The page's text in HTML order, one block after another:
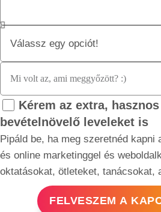
Kérem az extra,
bevételnövelő leveleket is
Pipáld be, ha meg szeretnéd kapni
és online marketinggel és
oktatásokat, ötleteket, tanácsokat,
FELVESZEM A